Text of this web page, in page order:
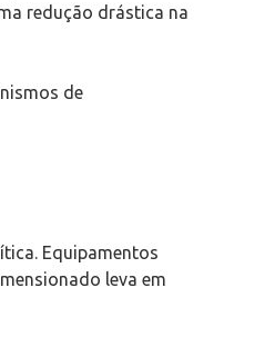
redução drástica na
de
Equipamentos
leva em